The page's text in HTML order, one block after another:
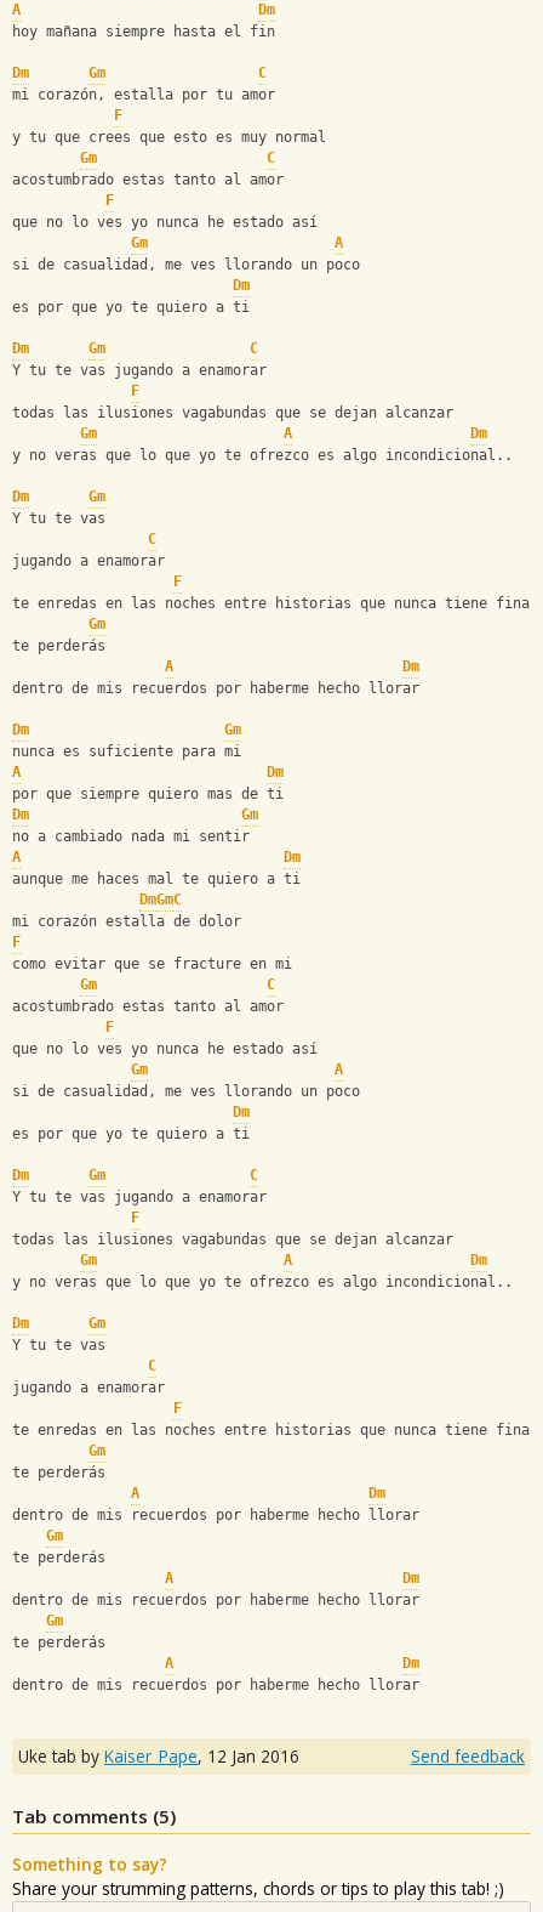
A
Dm
hoy mañana siempre hasta el fin
Dm Gm
C
mi corazón, estalla por tu amor
F
y tu que crees que esto es muy normal
Gm
C
acostumbrado estas tanto al amor
F
que no lo ves yo nunca he estado así
Gm
A
si de casualidad, me ves llorando un poco
Dm
es por que yo te quiero a ti
Dm Gm
C
Y tu te vas jugando a enamorar
F
todas las ilusiones vagabundas que se dejan alcanzar
Gm
A
Dm
y no veras que lo que yo te ofrezco es algo incondicional..
Dm
Gm
Y tu te vas
C
jugando a enamorar
F
te enredas en las noches entre historias que nunca tiene final
Gm
te perderás
A
Dm
dentro de mis recuerdos por haberme hecho llorar
Dm
Gm
nunca es suficiente para mi
A
Dm
por que siempre quiero mas de ti
Dm
Gm
no a cambiado nada mi sentir
A
Dm
aunque me haces mal te quiero a ti
DmGmC
mi corazón estalla de dolor
F
como evitar que se fracture en mi
Gm
C
acostumbrado estas tanto al amor
F
que no lo ves yo nunca he estado así
Gm
A
si de casualidad, me ves llorando un poco
Dm
es por que yo te quiero a ti
Dm Gm
C
Y tu te vas jugando a enamorar
F
todas las ilusiones vagabundas que se dejan alcanzar
Gm
A
Dm
y no veras que lo que yo te ofrezco es algo incondicional..
Dm
Gm
Y tu te vas
C
jugando a enamorar
F
te enredas en las noches entre historias que nunca tiene final
Gm
te perderás
A
Dm
dentro de mis recuerdos por haberme hecho llorar
Gm
te perderás
A
Dm
dentro de mis recuerdos por haberme hecho llorar
Gm
te perderás
A
Dm
dentro de mis recuerdos por haberme hecho llorar
Uke tab by Kaiser_Pape, 12 Jan 2016 Send feedback
Tab comments (5)
Something to say?
Share your strumming patterns, chords or tips to play this tab! ;)